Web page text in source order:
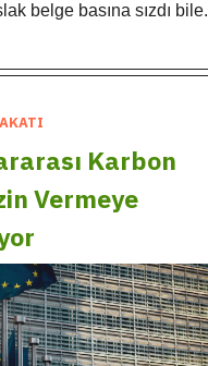
belge basına sızdı bile.
Karbon
Vermeye